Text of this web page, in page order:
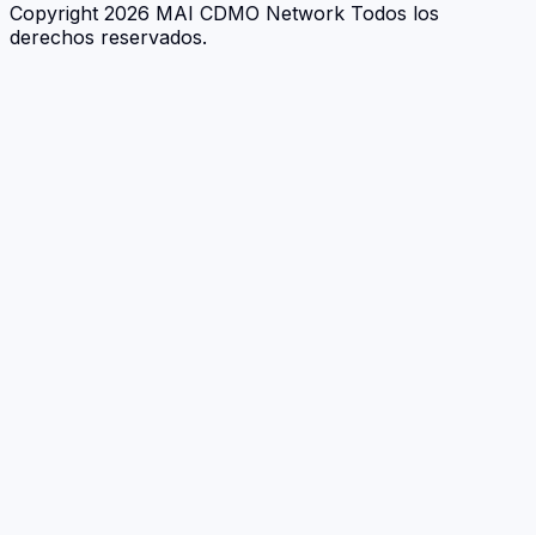
Copyright 2026 MAI CDMO Network Todos los
derechos reservados.